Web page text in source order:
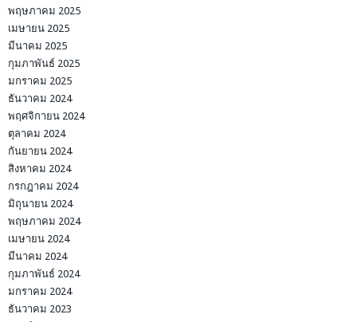
พฤษภาคม 2025
เมษายน 2025
มีนาคม 2025
กุมภาพันธ์ 2025
มกราคม 2025
ธันวาคม 2024
พฤศจิกายน 2024
ตุลาคม 2024
กันยายน 2024
สิงหาคม 2024
กรกฎาคม 2024
มิถุนายน 2024
พฤษภาคม 2024
เมษายน 2024
มีนาคม 2024
กุมภาพันธ์ 2024
มกราคม 2024
ธันวาคม 2023